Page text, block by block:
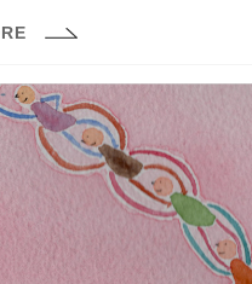
到完整的保護，他的理念到現